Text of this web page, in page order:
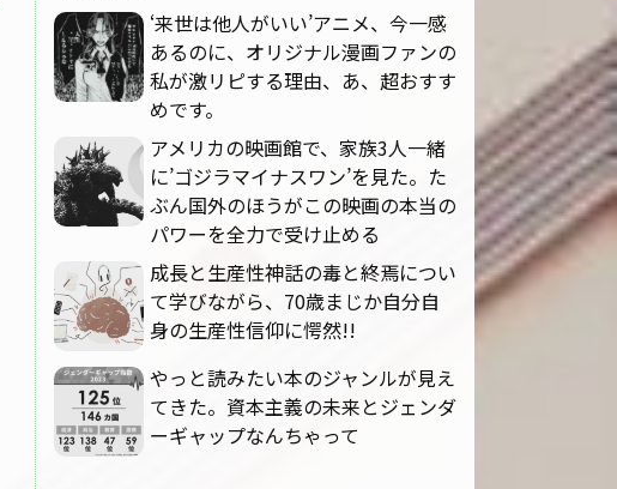
‘来世は他人がいい’アニメ、今一感
あるのに、オリジナル漫画ファンの
私が激リピする理由、あ、超おすす
めです。
アメリカの映画館で、家族3人一緒
に’ゴジラマイナスワン’を見た。た
ぶん国外のほうがこの映画の本当の
パワーを全力で受け止める
成長と生産性神話の毒と終焉につい
て学びながら、70歳まじか自分自
身の生産性信仰に愕然!!
やっと読みたい本のジャンルが見え
てきた。資本主義の未来とジェンダ
ーギャップなんちゃって